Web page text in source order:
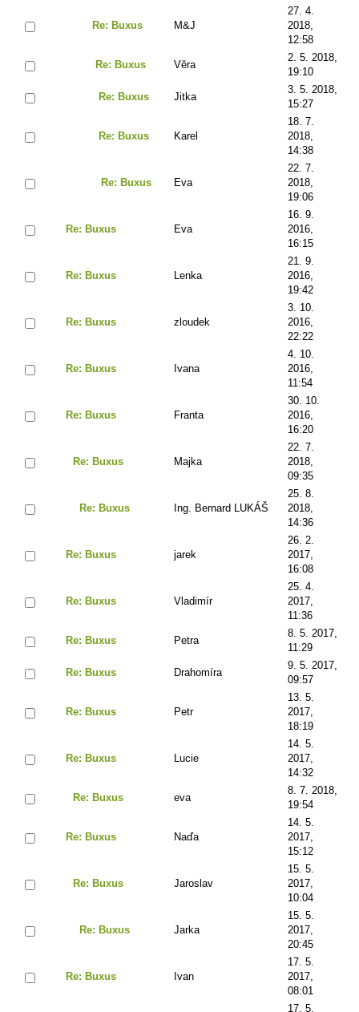
Re: Buxus M&J
27. 4.
2018,
12:58
Re: Buxus Věra
2. 5. 2018,
19:10
Re: Buxus Jitka
3. 5. 2018,
15:27
Re: Buxus Karel
18. 7.
2018,
14:38
Re: Buxus Eva
22. 7.
2018,
19:06
Re: Buxus Eva
16. 9.
2016,
16:15
Re: Buxus Lenka
21. 9.
2016,
19:42
Re: Buxus zloudek
3. 10.
2016,
22:22
Re: Buxus Ivana
4. 10.
2016,
11:54
Re: Buxus Franta
30. 10.
2016,
16:20
Re: Buxus Majka
22. 7.
2018,
09:35
Re: Buxus Ing. Bernard LUKÁŠ
25. 8.
2018,
14:36
Re: Buxus jarek
26. 2.
2017,
16:08
Re: Buxus Vladimír
25. 4.
2017,
11:36
Re: Buxus Petra
8. 5. 2017,
11:29
Re: Buxus Drahomíra
9. 5. 2017,
09:57
Re: Buxus Petr
13. 5.
2017,
18:19
Re: Buxus Lucie
14. 5.
2017,
14:32
Re: Buxus eva
8. 7. 2018,
19:54
Re: Buxus Naďa
14. 5.
2017,
15:12
Re: Buxus Jaroslav
15. 5.
2017,
10:04
Re: Buxus Jarka
15. 5.
2017,
20:45
Re: Buxus Ivan
17. 5.
2017,
08:01
17. 5.